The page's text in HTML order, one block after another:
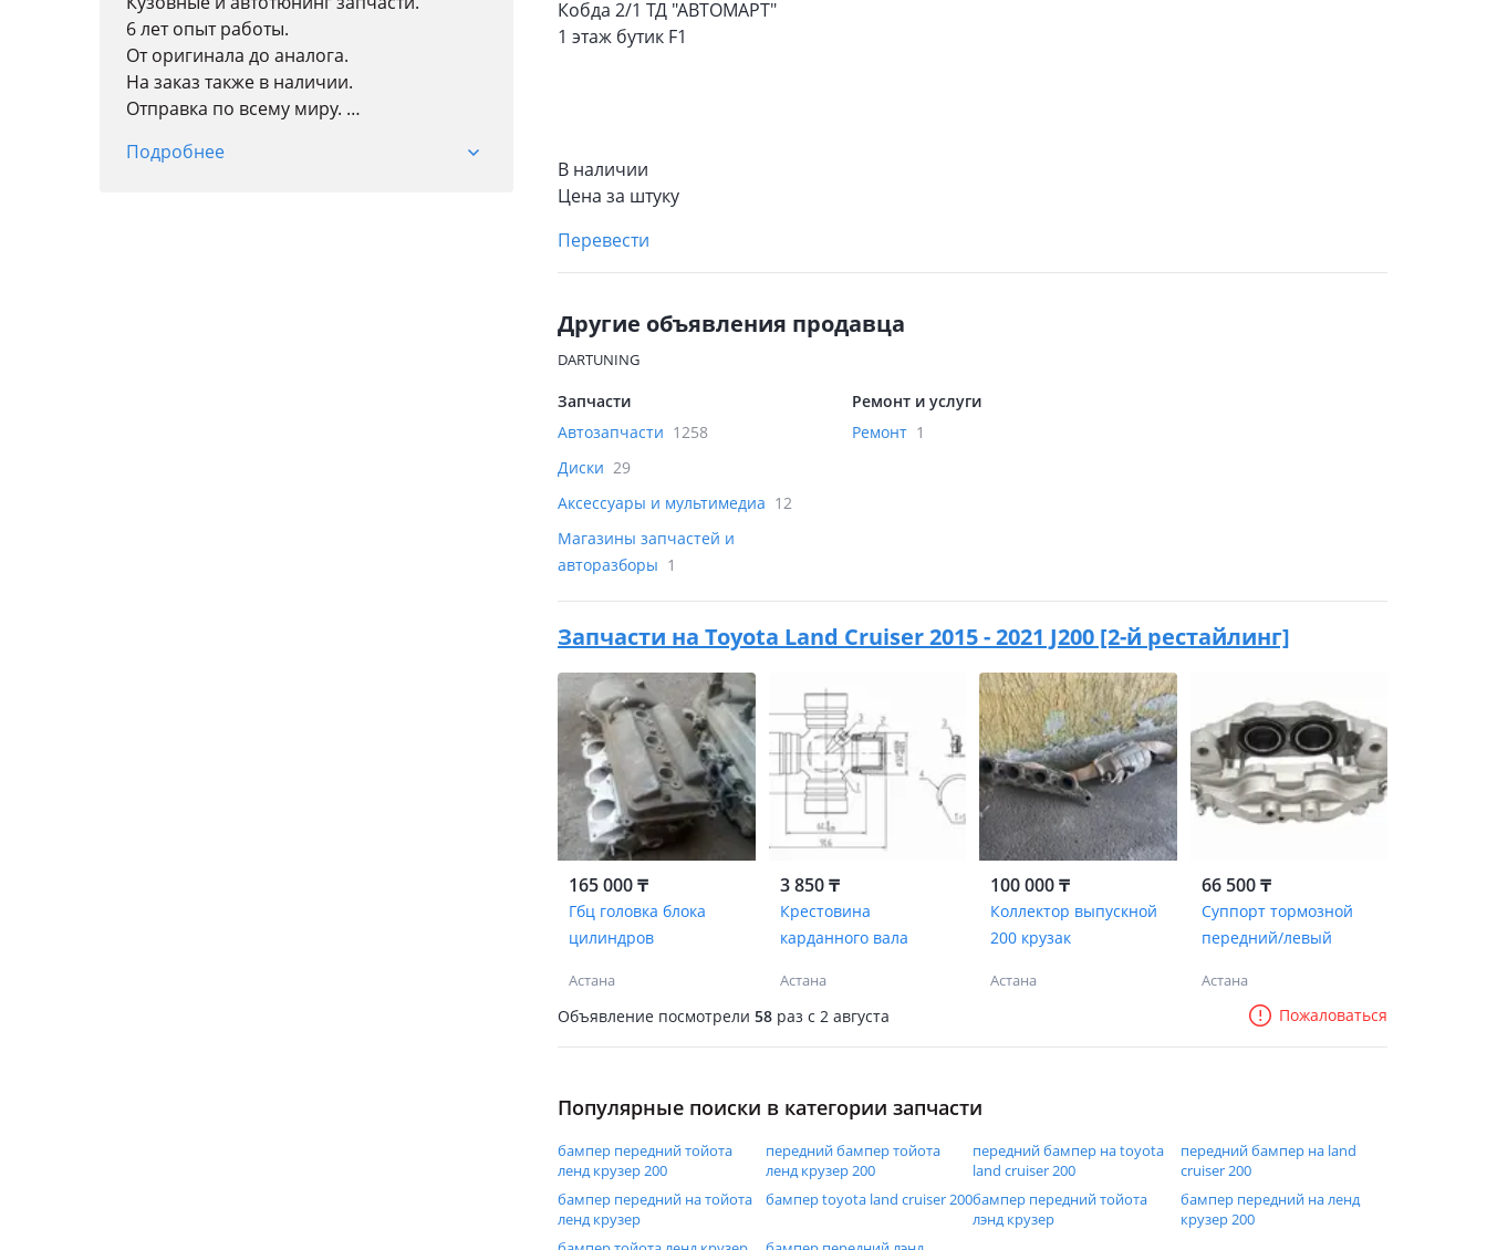
6 лет опыт работы.
От оригинала до аналога.
На заказ также в наличии.
Отправка по всему миру.
"AUTOMART"
Подробнее
Кобда 2/1 ТД "АВТОМАРТ"
1 этаж бутик F1
В наличии
Цена за штуку
Перевести
Другие объявления продавца
DARTUNING
Запчасти
Автозапчасти 1258
Диски 29
Аксессуары и мультимедиа 12
Магазины запчастей и
авторазборы 1
Ремонт и услуги
Ремонт 1
Запчасти на Toyota Land Cruiser 2015 - 2021 J200 [2-й рестайлинг]
165 000 ₸
Гбц головка блока
цилиндров
Астана
3 850 ₸
Крестовина
карданного вала
Астана
100 000 ₸
Коллектор выпускной
200 крузак
Астана
66 500 ₸
Суппорт тормозной
передний/левый
Астана
Объявление посмотрели 58 раз c 2 августа Пожаловаться
Популярные поиски в категории запчасти
бампер передний тойота
ленд крузер 200
передний бампер тойота
ленд крузер 200
передний бампер на toyota
land cruiser 200
передний бампер на land
cruiser 200
бампер передний на тойота
ленд крузер
бампер toyota land cruiser 200бампер передний тойота
лэнд крузер
бампер передний на ленд
крузер 200